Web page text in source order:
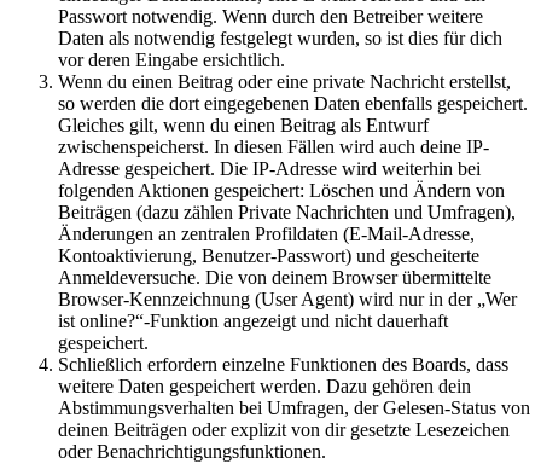
Passwort notwendig. Wenn durch den Betreiber weitere
Daten als notwendig festgelegt wurden, so ist dies für dich
vor deren Eingabe ersichtlich.
Wenn du einen Beitrag oder eine private Nachricht erstellst,
so werden die dort eingegebenen Daten ebenfalls gespeichert.
Gleiches gilt, wenn du einen Beitrag als Entwurf
zwischenspeicherst. In diesen Fällen wird auch deine IP-
Adresse gespeichert. Die IP-Adresse wird weiterhin bei
folgenden Aktionen gespeichert: Löschen und Ändern von
Beiträgen (dazu zählen Private Nachrichten und Umfragen),
Änderungen an zentralen Profildaten (E-Mail-Adresse,
Kontoaktivierung, Benutzer-Passwort) und gescheiterte
Anmeldeversuche. Die von deinem Browser übermittelte
Browser-Kennzeichnung (User Agent) wird nur in der „Wer
ist online?“-Funktion angezeigt und nicht dauerhaft
gespeichert.
Schließlich erfordern einzelne Funktionen des Boards, dass
weitere Daten gespeichert werden. Dazu gehören dein
Abstimmungsverhalten bei Umfragen, der Gelesen-Status von
deinen Beiträgen oder explizit von dir gesetzte Lesezeichen
oder Benachrichtigungsfunktionen.